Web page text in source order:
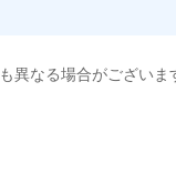
異なる場合がございま